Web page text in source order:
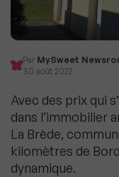
Par MySweet
30 août 2022
Avec des prix qui
dans l’immobilier
La Brède,
kilomètres de
dynamique.